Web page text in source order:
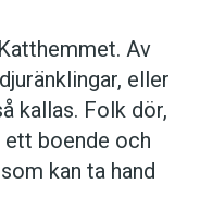
Av
eller
kallas. Folk dör,
ett boende och
kan ta hand